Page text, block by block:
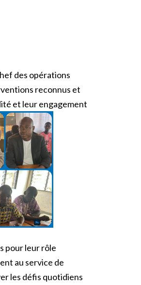
des opérations
reconnus et
et leur engagement
pour leur rôle
au service de
les défis quotidiens